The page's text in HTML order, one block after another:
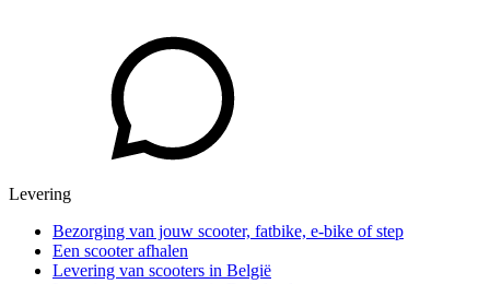
Levering
Bezorging van jouw scooter, fatbike, e-bike of step
Een scooter afhalen
Levering van scooters in België